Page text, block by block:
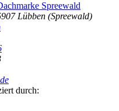
Spreewald
Lübben (Spreewald)
durch: